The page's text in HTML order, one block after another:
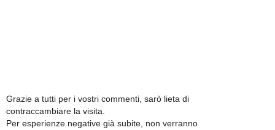
Grazie a tutti per i vostri commenti, sarò lieta di
contraccambiare la visita.
Per esperienze negative già subite, non verranno